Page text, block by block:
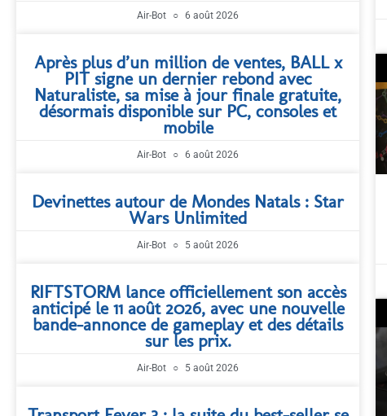
Air-Bot 6 août 2026
Après plus d’un million de ventes, BALL x
PIT signe un dernier rebond avec
Naturaliste, sa mise à jour finale gratuite,
désormais disponible sur PC, consoles et
mobile
Air-Bot 6 août 2026
Devinettes autour de Mondes Natals : Star
Wars Unlimited
Air-Bot 5 août 2026
RIFTSTORM lance officiellement son accès
anticipé le 11 août 2026, avec une nouvelle
bande-annonce de gameplay et des détails
sur les prix.
Air-Bot 5 août 2026